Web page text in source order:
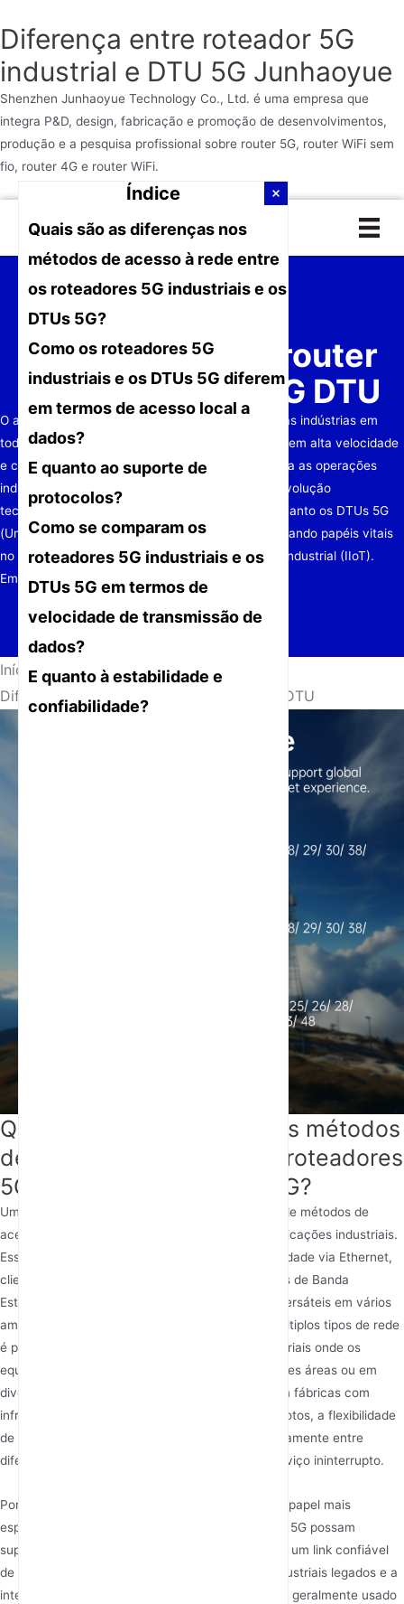
Diferença entre roteador 5G
industrial e DTU 5G Junhaoyue
Shenzhen Junhaoyue Technology Co., Ltd. é uma empresa que
integra P&D, design, fabricação e promoção de desenvolvimentos,
produção e a pesquisa profissional sobre router 5G, router WiFi sem
fio, router 4G e router WiFi.
o
Diferença entre router
industrial 5G e 5G DTU
O avanço da tecnologia 5G está revolucionando as indústrias em
todo o mundo, oferecendo transmissão de dados em alta velocidade
e comunicações de baixa latência, essenciais para as operações
industriais contemporâneas. Como parte dessa evolução
tecnológica, tanto os roteadores 5G industriais quanto os DTUs 5G
(Unidades Terminais de Dados) estão desempenhando papéis vitais
no suporte às aplicações da Internet das Coisas Industrial (IIoT).
Embora ambas as tecnologias visem
Início / Notícias /
Diferença entre router industrial 5G e 5G DTU
Índice
Quais são as diferenças nos
métodos de acesso à rede entre
os roteadores 5G industriais e os
DTUs 5G?
Como os roteadores 5G
industriais e os DTUs 5G diferem
em termos de acesso local a
dados?
E quanto ao suporte de
protocolos?
Como se comparam os
roteadores 5G industriais e os
DTUs 5G em termos de
velocidade de transmissão de
dados?
E quanto à estabilidade e
confiabilidade?
Quais são as diferenças nos métodos
de acesso à rede entre os roteadores
5G industriais e os DTUs 5G?
Um
suporta uma ampla gama de métodos de
acesso à rede, que são cruciais para diversas aplicações industriais.
Esses roteadores geralmente oferecem conectividade via Ethernet,
cliente Wi-Fi, 4G, 5G e NBIoT (Internet das Coisas de Banda
Estreita), permitindo que atuem como soluções versáteis em vários
ambientes de rede. A capacidade de suportar múltiplos tipos de rede
é particularmente vantajosa em ambientes industriais onde os
equipamentos podem estar distribuídos por grandes áreas ou em
diversas infraestruturas de rede. Por exemplo, em fábricas com
infraestrutura cabeada limitada ou em locais remotos, a flexibilidade
de um roteador 5G industrial para alternar perfeitamente entre
diferentes tipos de conectividade garante um serviço ininterrupto.
Por outro lado, um DTU 5G normalmente tem um papel mais
especializado no acesso à rede. Embora os DTUs 5G possam
suportar 5G, seu foco é frequentemente fornecer um link confiável
de transmissão de dados entre equipamentos industriais legados e a
internet ou plataformas em nuvem. Um DTU 5G é geralmente usado